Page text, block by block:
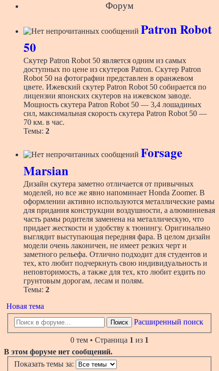
Форум
Patron Robot
50
Скутер Patron Robot 50 является одним из самых
доступных по цене из скутеров Patron. Скутер Patron
Robot 50 на фотографии представлен в оранжевом
цвете. Ижевский скутер Patron Robot 50 собирается по
лицензии японских скутеров на ижевском заводе.
Мощность скутера Patron Robot 50 — 3,4 лошадиных
сил, максимальная скорость скутера Patron Robot 50 —
70 км. в час.
Темы: 2
Forsage
Marsian
Дизайн скутера заметно отличается от привычных
моделей, но все же явно напоминает Honda Zoomer. В
оформлении активно используются металлические рамы
для придания конструкции воздушности, а алюминиевая
часть рамы родителя заменена на металлическую, что
придает жесткости и удобству к тюнингу. Оригинально
выглядит выступающая передняя фара. В целом дизайн
модели очень лаконичен, не имеет резких черт и
заметного рельефа. Отлично подходит для студентов и
тех, кто любит подчеркнуть свою индивидуальность и
неповторимость, а также для тех, кто любит ездить по
грунтовым дорогам, лесам и полям.
Темы: 2
Новая тема
Поиск Расширенный поиск
0 тем • Страница 1 из 1
В этом форуме нет сообщений.
Показать темы за: